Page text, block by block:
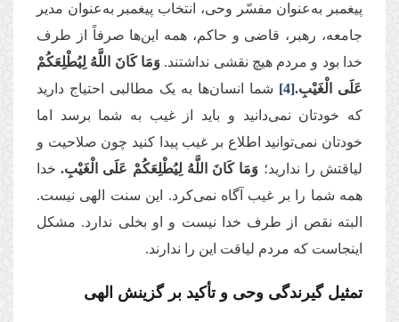
پیغمبر به‌عنوان مفسّر وحی، انتخاب پیغمبر به‌عنوان مدیر
جامعه، رهبر، قاضی و حاکم، همه این‌ها صرفاً از طرف
خدا بود و مردم هیچ نقشی نداشتند.وَمَا كَانَ اللَّهُ لِيُطْلِعَكُمْ
عَلَى الْغَيْبِ.[4] شما انسان‌ها به یک مطالبی احتیاج دارید
که خودتان نمی‌دانید و باید از غیب به شما برسد اما
خودتان نمی‌توانید اطلاع بر غیب پیدا کنید چون صلاحیت و
لیاقتش را ندارید؛ وَمَا كَانَ اللَّهُ لِيُطْلِعَكُمْ عَلَى الْغَيْبِ.خدا
همه شما را بر غیب آگاه نمی‌کرد. این سنت الهی نیست.
البته نقص از طرف خدا نیست و او بخلی ندارد. مشکل
اینجاست که مردم لیاقت این را ندارند.
تمثیل گیرندگی وحی و تأکید بر گزینش الهی